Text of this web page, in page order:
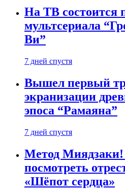
На ТВ состоится
мультсериала
Ви”
7 дней спустя
Вышел первый
экранизации
эпоса “Рамаяна”
7 дней спустя
Метод Миядзаки!
посмотреть
«Шёпот сердца»